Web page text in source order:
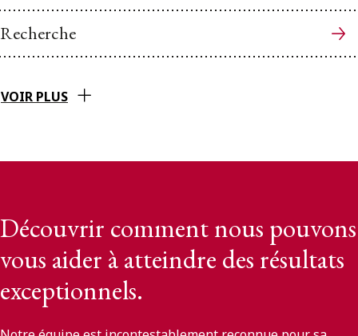
Recherche
VOIR PLUS
Découvrir comment nous pouvons
vous aider à atteindre des résultats
exceptionnels.